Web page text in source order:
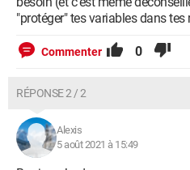
         font-size: 15px;
         color: #333333;
      }
      #boite{
background-
"protéger" tes variables dans tes
Commenter 0
RÉPONSE 2 / 2
Alexis
5 août 2021 à 15:49